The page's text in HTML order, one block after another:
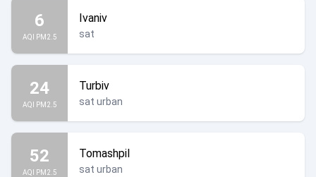
6
AQI PM2.5
Ivaniv
sat
24
AQI PM2.5
Turbiv
sat urban
52
AQI PM2.5
Tomashpil
sat urban